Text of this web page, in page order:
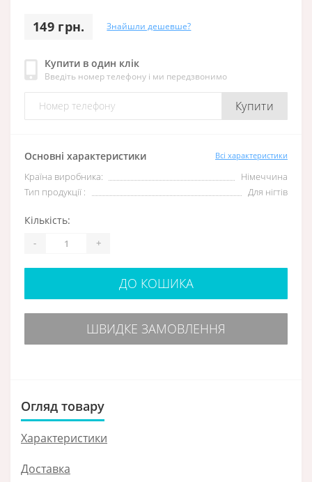
149 грн. Знайшли дешевше?
Купити в один клік
Введіть номер телефону і ми передзвонимо
Купити
Основні характеристики Всі характеристики
Країна виробника:
Німеччина
Тип продукції :
Для нігтів
Кількість:
- +
ДО КОШИКА
ШВИДКЕ ЗАМОВЛЕННЯ
Огляд товару
Характеристики
Доставка